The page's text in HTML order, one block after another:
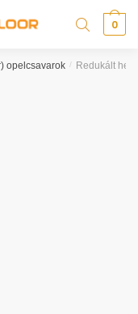
0
opelcsavarok / Redukált